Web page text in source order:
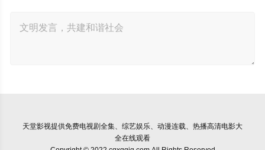
天堂影视提供免费电视剧全集、综艺娱乐、动漫连载、热播高清电影大
全在线观看